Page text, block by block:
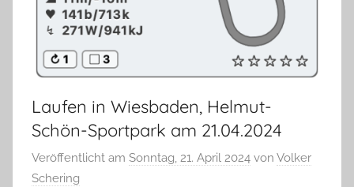
Laufen in Wiesbaden, Helmut-
Schön-Sportpark am 21.04.2024
Veröffentlicht am Sonntag, 21. April 2024 von Volker
Schering